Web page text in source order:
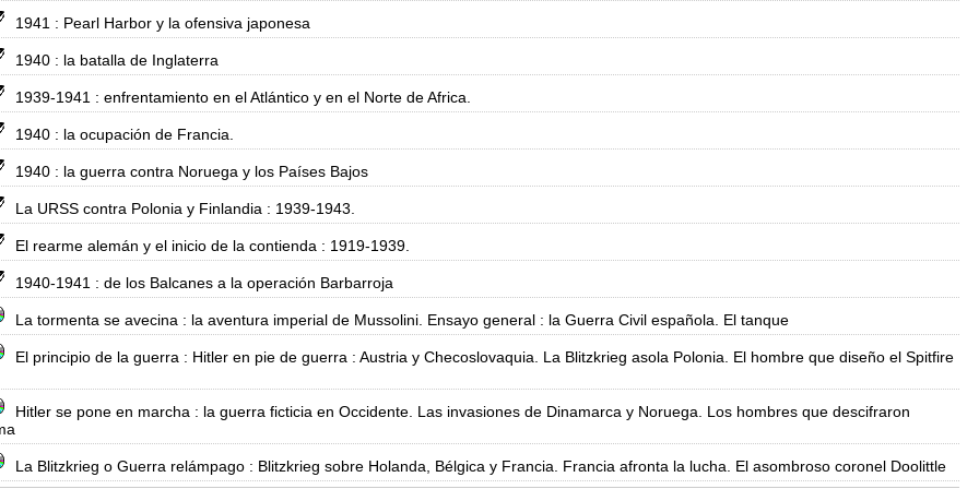
1941 : Pearl Harbor y la ofensiva japonesa
1940 : la batalla de Inglaterra
1939-1941 : enfrentamiento en el Atlántico y en el Norte de Africa.
1940 : la ocupación de Francia.
1940 : la guerra contra Noruega y los Países Bajos
La URSS contra Polonia y Finlandia : 1939-1943.
El rearme alemán y el inicio de la contienda : 1919-1939.
1940-1941 : de los Balcanes a la operación Barbarroja
La tormenta se avecina : la aventura imperial de Mussolini. Ensayo general : la Guerra Civil española. El tanque
El principio de la guerra : Hitler en pie de guerra : Austria y Checoslovaquia. La Blitzkrieg asola Polonia. El hombre que diseño el Spitfire
Hitler se pone en marcha : la guerra ficticia en Occidente. Las invasiones de Dinamarca y Noruega. Los hombres que descifraron
La Blitzkrieg o Guerra relámpago : Blitzkrieg sobre Holanda, Bélgica y Francia. Francia afronta la lucha. El asombroso coronel Doolittle